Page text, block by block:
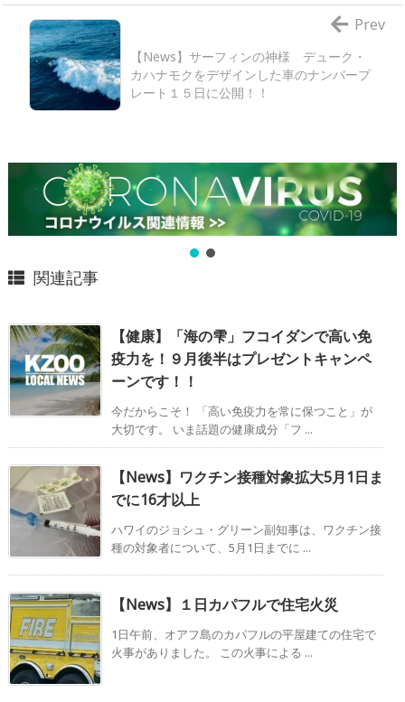
【News】サーフィンの神様 デューク・
カハナモクをデザインした車のナンバープ
レート１５日に公開！！
Prev
関連記事
【健康】「海の雫」フコイダンで高い免
疫力を！９月後半はプレゼントキャンペ
ーンです！！
今だからこそ！ 「高い免疫力を常に保つこと」が
大切です。 いま話題の健康成分「フ ...
【News】ワクチン接種対象拡大5月1日ま
でに16才以上
ハワイのジョシュ・グリーン副知事は、ワクチン接
種の対象者について、5月1日までに ...
【News】１日カパフルで住宅火災
1日午前、オアフ島のカパフルの平屋建ての住宅で
火事がありました。 この火事による ...